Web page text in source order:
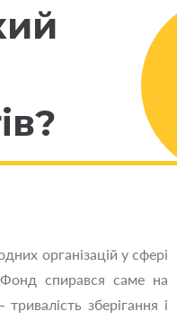
організацій у сфері
Фонд спирався саме на
зберігання і